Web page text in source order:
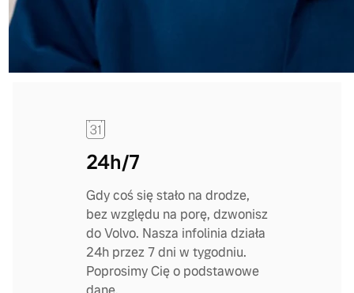
24h/7
Gdy coś się stało na drodze,
bez względu na porę, dzwonisz
do Volvo. Nasza infolinia działa
24h przez 7 dni w tygodniu.
Poprosimy Cię o podstawowe